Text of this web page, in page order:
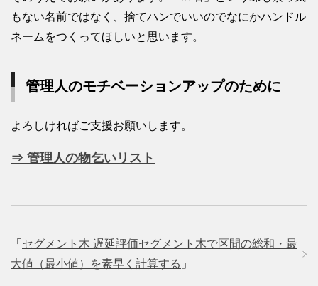
もない名前ではなく、捨てハンでいいのでなにかハンドル
ネームをつくってほしいと思います。
管理人のモチベーションアップのために
よろしければご支援お願いします。
⇒ 管理人の物乞いリスト
「 セグメント木 遅延評価セグメント木で区間の総和・最
大値（最小値）を素早く計算する 」